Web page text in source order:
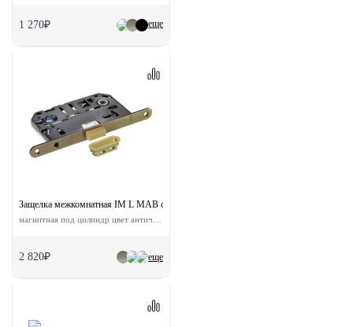
еще
1 270₽
еще
Защелка межкомнатная IM L MAB с ответной планкой
2 820₽